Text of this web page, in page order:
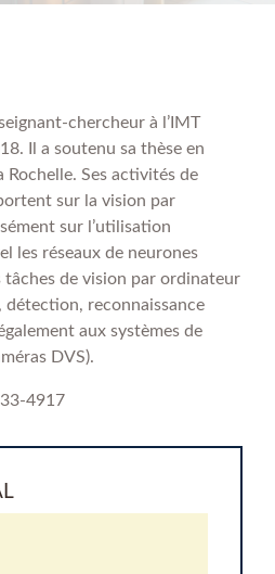
chercheur à l’IMT
Il a soutenu sa thèse en
Rochelle. Ses activités de
sur la vision par
sur l’utilisation
les réseaux de neurones
tâches de vision par ordinateur
détection, reconnaissance
aux systèmes de
DVS).
4917